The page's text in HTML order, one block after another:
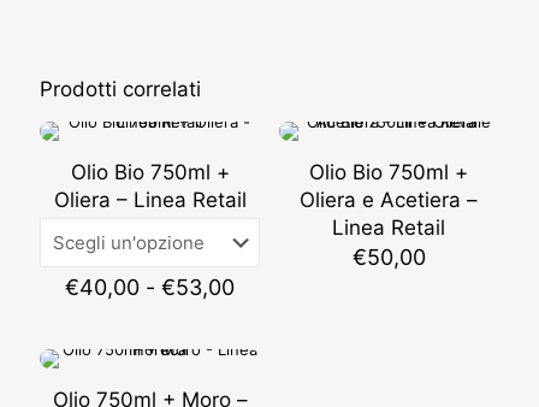
Prodotti correlati
Olio Bio 750ml +
Oliera – Linea Retail
€40,00 - €53,00Fascia
da
a
Olio Bio 750ml +
Oliera e Acetiera –
Linea Retail
€50,00
Olio 750ml + Moro –